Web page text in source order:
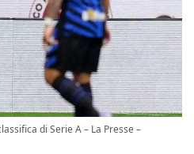
di Serie A – La Presse –